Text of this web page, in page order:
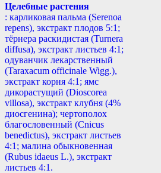
Целебные растения
: карликовая пальма (Serenoa
repens), экстракт плодов 5:1;
тёрнера раскидистая (Turnera
diffusa), экстракт листьев 4:1;
одуванчик лекарственный
(Taraxacum officinale Wigg.),
экстракт корня 4:1; ямс
дикорастущий (Dioscorea
villosa), экстракт клубня (4%
диосгенина); чертополох
благословенный (Cnicus
benedictus), экстракт листьев
4:1; малина обыкновенная
(Rubus idaeus L.), экстракт
листьев 4:1.